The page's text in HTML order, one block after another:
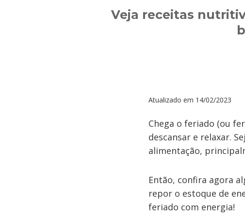
Veja receitas
Atualizado em 14/02/2023
Chega o feriado (ou
descansar e relaxar.
alimentação,
Então, confira agora
repor o estoque de
feriado com energia!